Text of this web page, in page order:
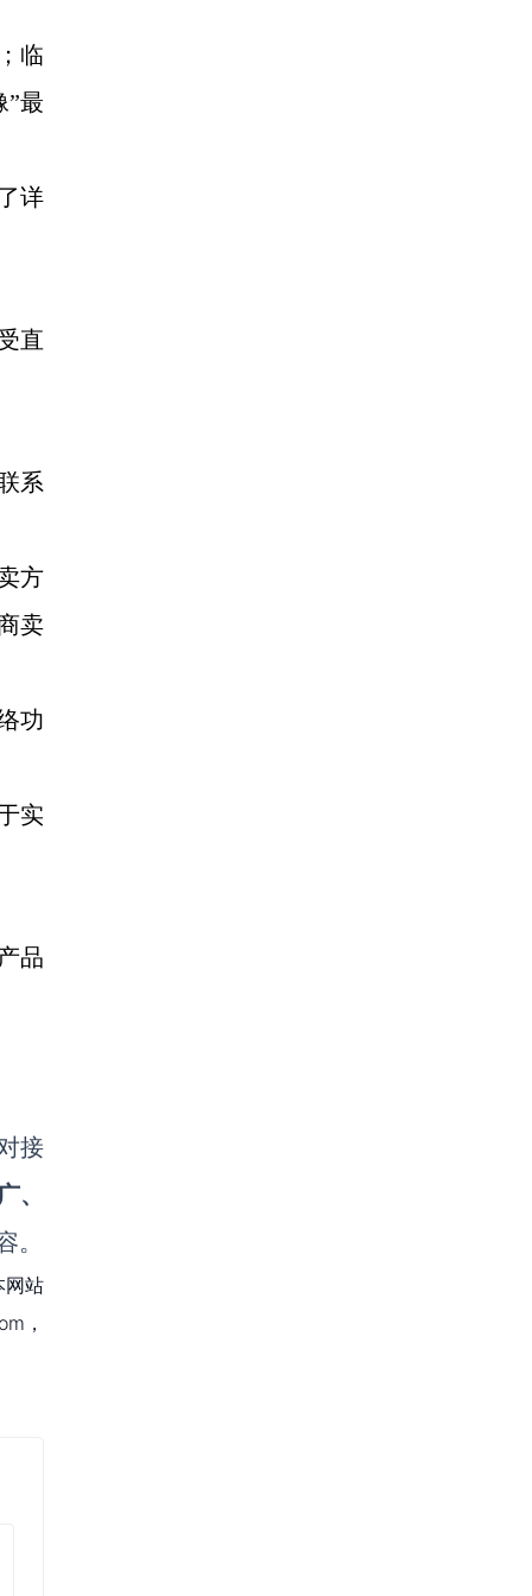
临
”最
详
直
系
方
卖
功
实
品
接
、
。
网站
，